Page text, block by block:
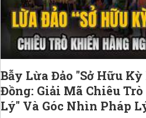
Bẫy Lừa Đảo "Sở Hữu
Đồng: Giải Mã Chiêu
Lý" Và Góc Nhìn Pháp